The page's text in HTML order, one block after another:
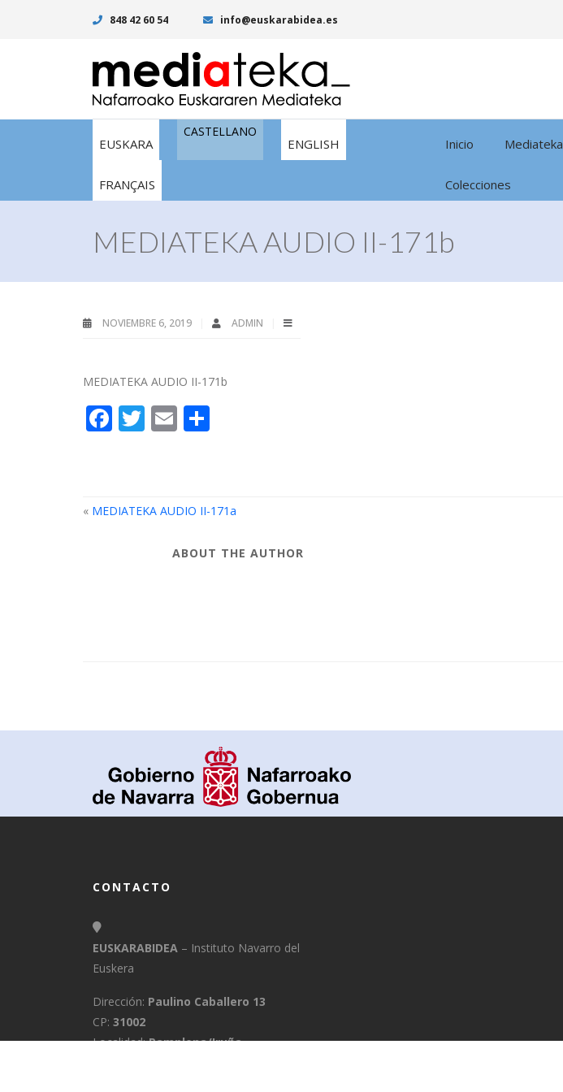
848 42 60 54 info@euskarabidea.es
EUSKARA
CASTELLANO
ENGLISH
FRANÇAIS
Inicio Mediateka
Colecciones
MEDIATEKA AUDIO II-171b
NOVIEMBRE 6, 2019 ADMIN
MEDIATEKA AUDIO II-171b
Facebook
Twitter
Email
« MEDIATEKA AUDIO II-171a
ABOUT THE AUTHOR
CONTACTO
EUSKARABIDEA – Instituto Navarro del
Euskera
Dirección: Paulino Caballero 13
CP: 31002
Localidad:Pamplona/Iruña